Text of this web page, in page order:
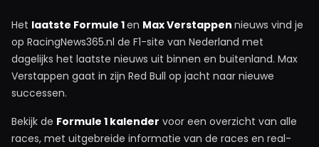
Het laatste Formule 1en Max Verstappen nieuws vind je
op RacingNews365.nl de F1-site van Nederland met
dagelijks het laatste nieuws uit binnen en buitenland. Max
Verstappen gaat in zijn Red Bull op jacht naar nieuwe
successen.
Bekijk de Formule 1 kalender voor een overzicht van alle
races, met uitgebreide informatie van de races en real-